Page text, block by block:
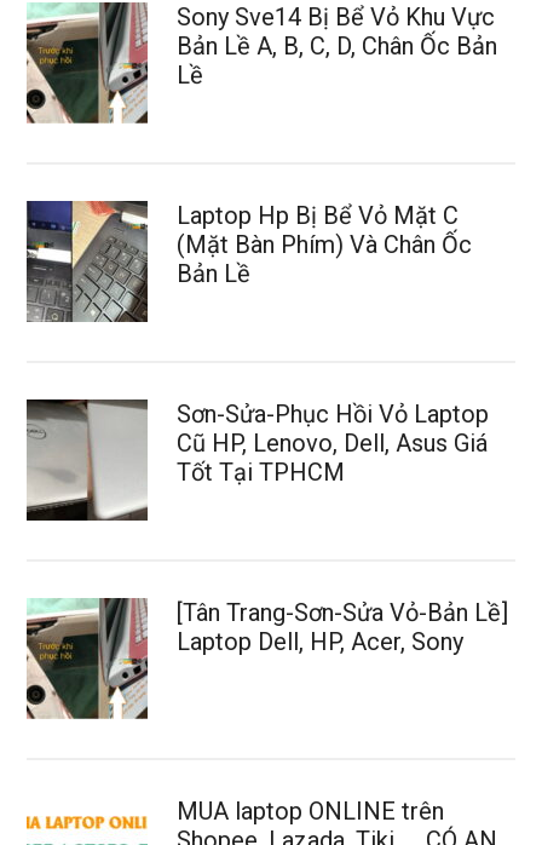
Sony Sve14 Bị Bể Vỏ Khu Vực
Bản Lề A, B, C, D, Chân Ốc Bản
Lề
Laptop Hp Bị Bể Vỏ Mặt C
(Mặt Bàn Phím) Và Chân Ốc
Bản Lề
Sơn-Sửa-Phục Hồi Vỏ Laptop
Cũ HP, Lenovo, Dell, Asus Giá
Tốt Tại TPHCM
[Tân Trang-Sơn-Sửa Vỏ-Bản Lề]
Laptop Dell, HP, Acer, Sony
MUA laptop ONLINE trên